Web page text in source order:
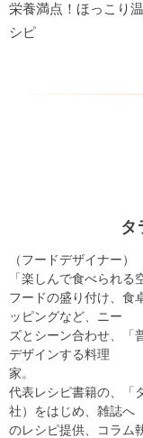
栄養満点！ほっこり
シピ
タ
（フードデザイナー）
「楽しんで食べられる
フードの盛り付け、食
ッピングなど、ニー
ズとシーン合わせ、「
デザインする料理
家。
代表レシピ書籍の、「
社）をはじめ、雑誌へ
のレシピ提供、コラム